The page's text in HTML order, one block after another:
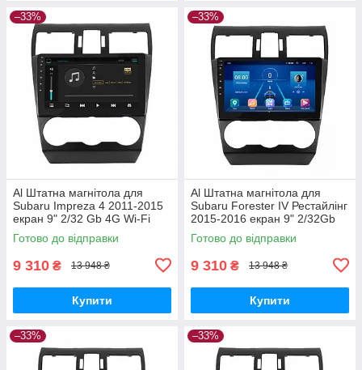
–33%
Al Штатна магнітола для
Subaru Impreza 4 2011-2015
екран 9" 2/32 Gb 4G Wi-Fi
GPS Top Android
Готово до відправки
9 310 ₴ 13 948 ₴
Купити
–33%
Al Штатна магнітола для
Subaru Forester IV Рестайлінг
2015-2016 екран 9" 2/32Gb
4G Wi-Fi GPS Top Android
Готово до відправки
9 310 ₴ 13 948 ₴
Купити
–33% –33%